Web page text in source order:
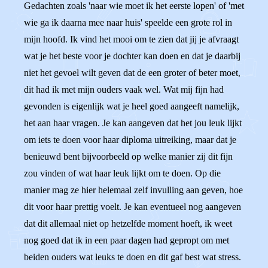
Gedachten zoals 'naar wie moet ik het eerste lopen' of 'met
wie ga ik daarna mee naar huis' speelde een grote rol in
mijn hoofd. Ik vind het mooi om te zien dat jij je afvraagt
wat je het beste voor je dochter kan doen en dat je daarbij
niet het gevoel wilt geven dat de een groter of beter moet,
dit had ik met mijn ouders vaak wel. Wat mij fijn had
gevonden is eigenlijk wat je heel goed aangeeft namelijk,
het aan haar vragen. Je kan aangeven dat het jou leuk lijkt
om iets te doen voor haar diploma uitreiking, maar dat je
benieuwd bent bijvoorbeeld op welke manier zij dit fijn
zou vinden of wat haar leuk lijkt om te doen. Op die
manier mag ze hier helemaal zelf invulling aan geven, hoe
dit voor haar prettig voelt. Je kan eventueel nog aangeven
dat dit allemaal niet op hetzelfde moment hoeft, ik weet
nog goed dat ik in een paar dagen had gepropt om met
beiden ouders wat leuks te doen en dit gaf best wat stress.